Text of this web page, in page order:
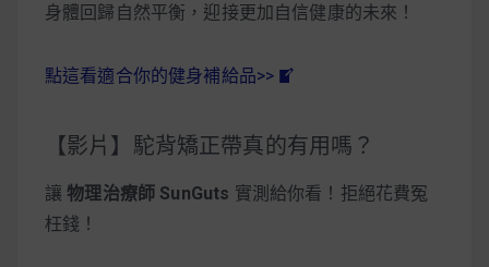
身體回歸自然平衡，迎接更加自信健康的未來！
點這看適合你的健身補給品>>
【影片】駝背矯正帶真的有用嗎？
讓物理治療師 SunGuts 實測給你看！拒絕花費冤
枉錢！